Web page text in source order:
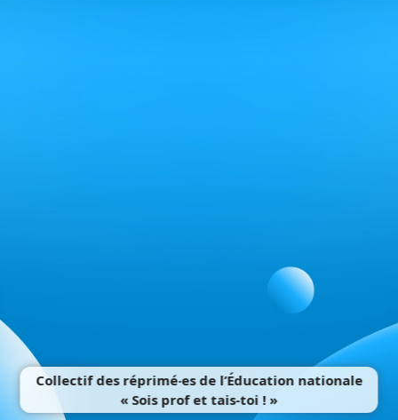
Collectif des réprimé‧es de l’Éducation nationale
« Sois prof et tais-toi ! »